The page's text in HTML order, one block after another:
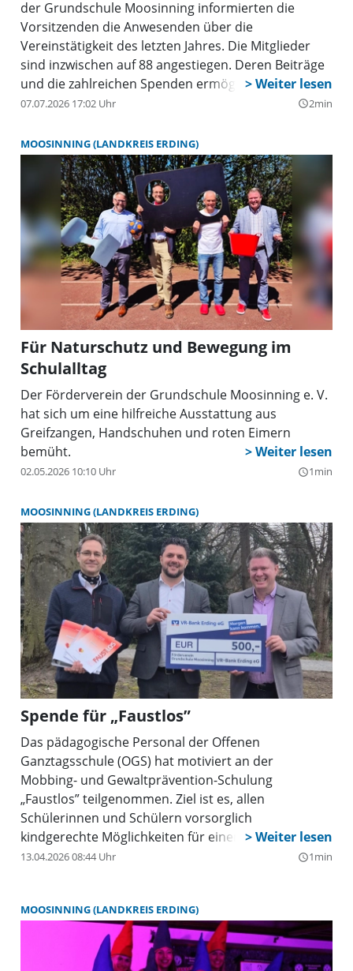
der Grundschule Moosinning informierten die
Vorsitzenden die Anwesenden über die
Vereinstätigkeit des letzten Jahres. Die Mitglieder
sind inzwischen auf 88 angestiegen. Deren Beiträge
und die zahlreichen Spenden ermöglichten es, wie
geplant verschiedene Erlebnisse in den Bereichen
07.07.2026 17:02 Uhr query_builder2min
MOOSINNING (LANDKREIS ERDING)
Für Naturschutz und Bewegung im
Schulalltag
Der Förderverein der Grundschule Moosinning e. V.
hat sich um eine hilfreiche Ausstattung aus
Greifzangen, Handschuhen und roten Eimern
bemüht.
02.05.2026 10:10 Uhr query_builder1min
MOOSINNING (LANDKREIS ERDING)
Spende für „Faustlos”
Das pädagogische Personal der Offenen
Ganztagsschule (OGS) hat motiviert an der
Mobbing- und Gewaltprävention-Schulung
„Faustlos” teilgenommen. Ziel ist es, allen
Schülerinnen und Schülern vorsorglich
kindgerechte Möglichkeiten für einen guten Umgang
miteinander zu vermitteln - insbesondere bei Streit
anderem anschaulich bebilderte Bücher. Der
Wunsch für die inzwischen fünf OGS-Gruppen,
ausreichend Materialien für das soziale Lernen zur
13.04.2026 08:44 Uhr query_builder1min
MOOSINNING (LANDKREIS ERDING)